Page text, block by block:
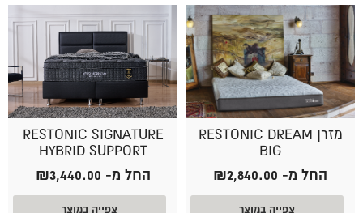
מזרן RESTONIC DREAM
BIG
החל מ- ₪2,840.00
צפייה במוצר
RESTONIC SIGNATURE
HYBRID SUPPORT
החל מ- ₪3,440.00
צפייה במוצר